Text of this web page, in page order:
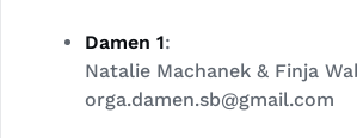
Damen 1:
Natalie Machanek & Finja
orga.damen.sb@gmail.com